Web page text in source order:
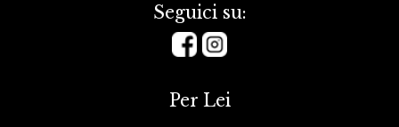
Seguici su:
Per Lei